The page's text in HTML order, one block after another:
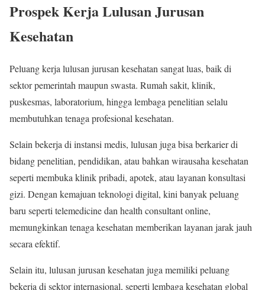
Prospek Kerja Lulusan Jurusan
Kesehatan
Peluang kerja lulusan jurusan kesehatan sangat luas, baik di
sektor pemerintah maupun swasta. Rumah sakit, klinik,
puskesmas, laboratorium, hingga lembaga penelitian selalu
membutuhkan tenaga profesional kesehatan.
Selain bekerja di instansi medis, lulusan juga bisa berkarier di
bidang penelitian, pendidikan, atau bahkan wirausaha kesehatan
seperti membuka klinik pribadi, apotek, atau layanan konsultasi
gizi. Dengan kemajuan teknologi digital, kini banyak peluang
baru seperti telemedicine dan health consultant online,
memungkinkan tenaga kesehatan memberikan layanan jarak jauh
secara efektif.
Selain itu, lulusan jurusan kesehatan juga memiliki peluang
bekerja di sektor internasional, seperti lembaga kesehatan global